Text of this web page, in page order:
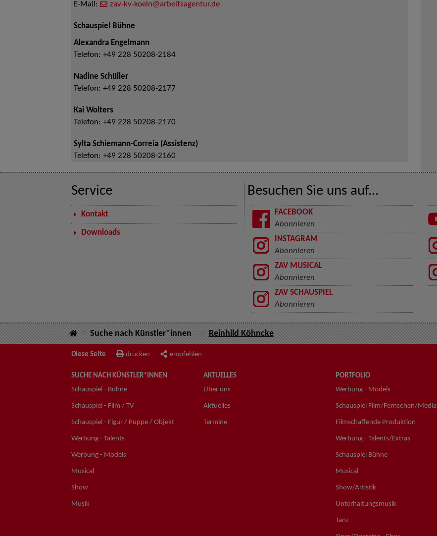
E-Mail:
zav-kv-koeln@arbeitsagentur.de
Schauspiel Bühne
Alexandra Engelmann
Telefon: +49 228 50208-2184
Nadine Schüller
Telefon: +49 228 50208-2177
Kai Wolters
Telefon: +49 228 50208-2170
Sylta Schiemann-Correia (Assistenz)
Telefon: +49 228 50208-2160
Service
Kontakt
Downloads
Besuchen Sie uns auf...
FACEBOOK
Abonnieren
INSTAGRAM
Abonnieren
ZAV MUSICAL
Abonnieren
ZAV SCHAUSPIEL
Abonnieren
Suche nach Künstler*innen Reinhild Köhncke
Diese Seite drucken empfehlen
SUCHE NACH KÜNSTLER*INNEN
Schauspiel - Bühne
Schauspiel - Film / TV
Schauspiel - Figur / Puppe / Objekt
Werbung - Talents
Werbung - Models
Musical
Show
Musik
AKTUELLES
Über uns
Aktuelles
Termine
PORTFOLIO
Werbung - Models
Schauspiel Film/Fernsehen/Media
Filmschaffende Produktion
Werbung - Talents/Extras
Schauspiel Bühne
Musical
Show/Artistik
Unterhaltungsmusik
Tanz